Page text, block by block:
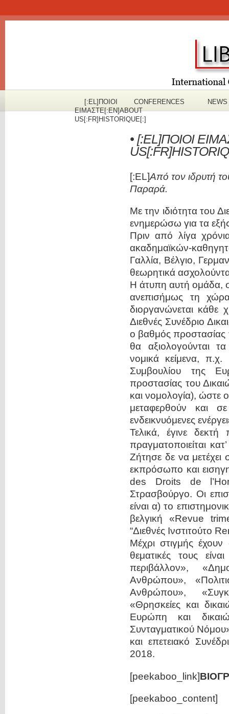
[:EL]ΠOΙΟΙ
ΕΙΜΑΣΤΕ[:EN]ABOUT
US[:FR]HISTORIQUE[:]
CONFERENCES NEWS
• [:EL]ΠOΙΟΙ
[:EL]Από τον ιδρυτή
Παραρά.
Με την ιδιότητα του
ενημερώσω για τα
Πριν από λίγα
ακαδημαϊκών-
Γαλλία, Βέλγιο,
θεωρητικά
Η άτυπη αυτή ομάδα,
ανεπισήμως τη
διοργανώνεται κάθε
Διεθνές Συνέδριο
ο βαθμός προστασίας
θα αξιολογούνται
νομικά κείμενα,
Συμβουλίου της
προστασίας του
και νομολογία), ώστε
μεταφερθούν και
ενδεικνυόμενες
Τελικά, έγινε
πραγματοποιείται
Ζήτησε δε να μετέχει
εκπρόσωπο και
des Droits de
Στρασβούργο. Oι
είναι α) το
βελγική «Revue
“Διεθνές Ινστιτούτο
Μέχρι στιγμής έχουν
θεματικές τους
περιβάλλον»,
Ανθρώπου»,
Ανθρώπου»,
«Θρησκείες και
Ευρώπη και
Συνταγματικού
και επετειακό
2018.
[peekaboo_link]
[peekaboo_content]